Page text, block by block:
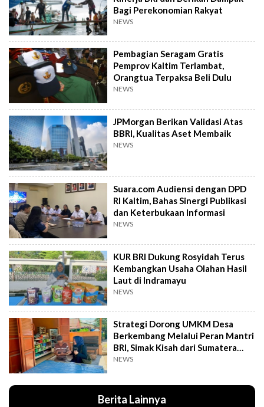
Bagi Perekonomian Rakyat
NEWS
Pembagian Seragam Gratis
Pemprov Kaltim Terlambat,
Orangtua Terpaksa Beli Dulu
NEWS
JPMorgan Berikan Validasi Atas
BBRI, Kualitas Aset Membaik
NEWS
Suara.com Audiensi dengan DPD
RI Kaltim, Bahas Sinergi Publikasi
dan Keterbukaan Informasi
NEWS
KUR BRI Dukung Rosyidah Terus
Kembangkan Usaha Olahan Hasil
Laut di Indramayu
NEWS
Strategi Dorong UMKM Desa
Berkembang Melalui Peran Mantri
BRI, Simak Kisah dari Sumatera
Utara Ini
NEWS
Berita Lainnya